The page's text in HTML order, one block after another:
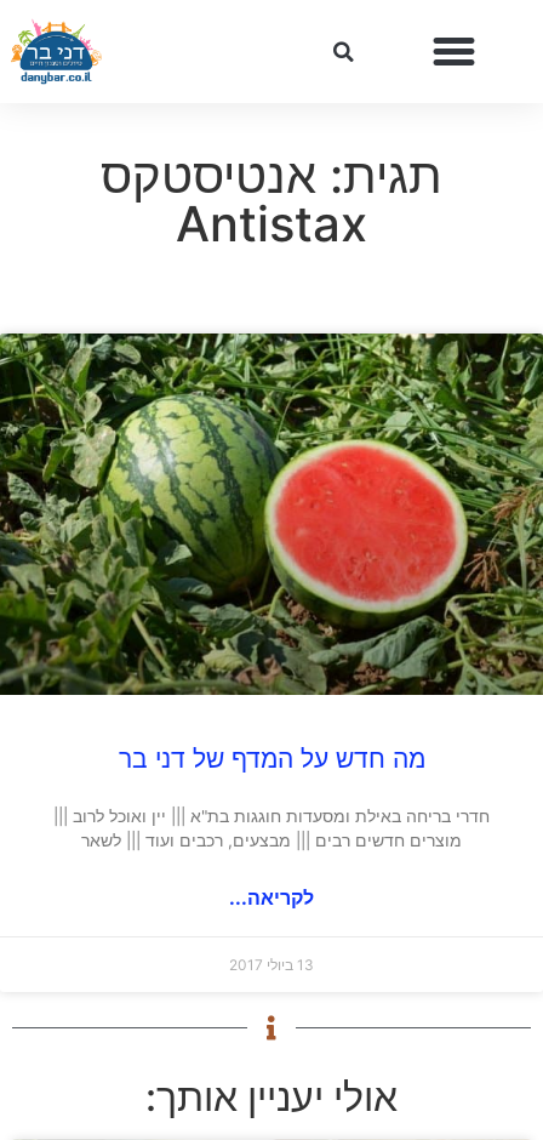
תגית: אנטיסטקס
Antistax
מה חדש על המדף של דני בר
חדרי בריחה באילת ומסעדות חוגגות בת"א ||| יין ואוכל לרוב |||
מוצרים חדשים רבים ||| מבצעים, רכבים ועוד ||| לשאר
לקריאה...
13 ביולי 2017
אולי יעניין אותך: